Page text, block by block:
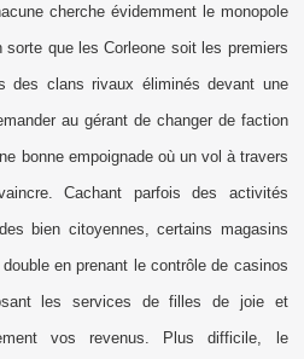
cherche évidemment le monopole
que les Corleone soit les premiers
des clans rivaux éliminés devant une
au gérant de changer de faction
bonne empoignade où un vol à travers
Cachant parfois des activités
bien citoyennes, certains magasins
en prenant le contrôle de casinos
les services de filles de joie et
vos revenus. Plus difficile, le